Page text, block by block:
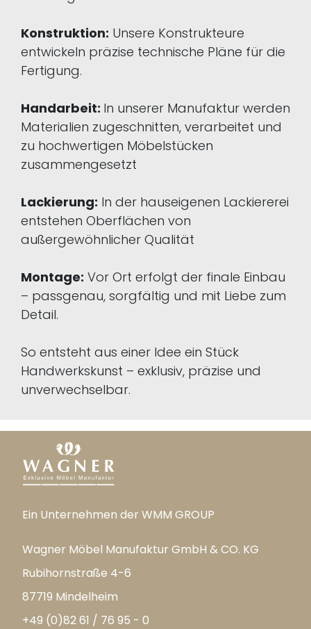
Konstruktion: Unsere Konstrukteure
entwickeln präzise technische Pläne für die
Fertigung.
Handarbeit: In unserer Manufaktur werden
Materialien zugeschnitten, verarbeitet und
zu hochwertigen Möbelstücken
zusammengesetzt
Lackierung: In der hauseigenen Lackiererei
entstehen Oberflächen von
außergewöhnlicher Qualität
Montage: Vor Ort erfolgt der finale Einbau
– passgenau, sorgfältig und mit Liebe zum
Detail.
So entsteht aus einer Idee ein Stück
Handwerkskunst – exklusiv, präzise und
unverwechselbar.
Ein Unternehmen der WMM GROUP
Wagner Möbel Manufaktur GmbH & CO. KG
Rubihornstraße 4-6
87719 Mindelheim
+49 (0)82 61 / 76 95 - 0